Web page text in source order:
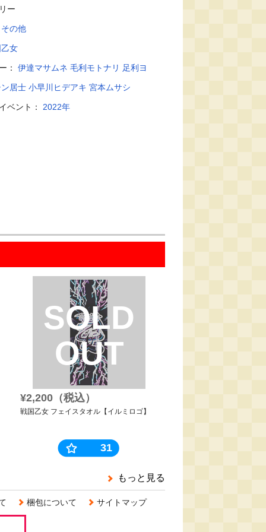
ー
その他
女
： 伊達マサムネ 毛利モトナリ 足利ヨ
居士 小早川ヒデアキ 宮本ムサシ
ベント： 2022年
SOLD
OUT
¥2,200（税込）
戦国乙女 フェイスタオル【イルミロゴ】
31
もっと見る
梱包について サイトマップ